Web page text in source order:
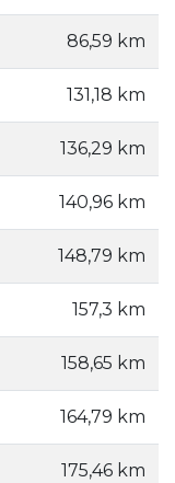
86,59 km
131,18 km
136,29 km
140,96 km
148,79 km
157,3 km
158,65 km
164,79 km
175,46 km